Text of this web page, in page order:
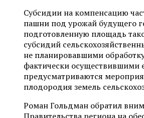
Субсидии на компенсацию
пашни под урожай будущего
подготовленную площадь
субсидий
не планировавшими
фактически осуществившими
предусматриваются
плодородия земель
Роман Гольдман обратил